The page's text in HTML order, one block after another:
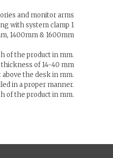
and monitor arms
with system clamp 1
1400mm & 1600mm
of the product in mm.
of 14-40 mm
the desk in mm.
in a proper manner.
of the product in mm.